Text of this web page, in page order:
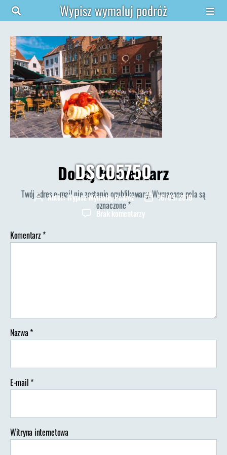
Wypisz wymaluj podróż
DSC05750
AutorAutor:Wypisz Wymaluj Podróż
Data16/09/2019
Brak komentarzydo
Dodaj komentarz
Twój adres e-mail nie zostanie opublikowany.Wymagane pola są
oznaczone *
Komentarz*
Nazwa*
E-mail*
Witryna internetowa